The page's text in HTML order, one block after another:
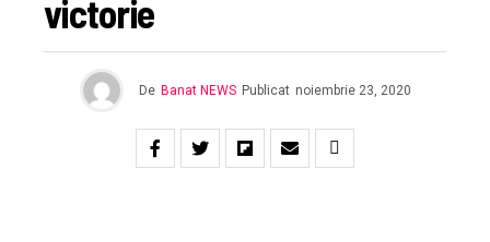
victorie
De Banat NEWS Publicat noiembrie 23, 2020